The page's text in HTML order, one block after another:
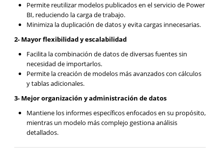
Permite reutilizar modelos publicados en el servicio de Power
BI, reduciendo la carga de trabajo.
Minimiza la duplicación de datos y evita cargas innecesarias.
2- Mayor flexibilidad y escalabilidad
Facilita la combinación de datos de diversas fuentes sin
necesidad de importarlos.
Permite la creación de modelos más avanzados con cálculos
y tablas adicionales.
3- Mejor organización y administración de datos
Mantiene los informes específicos enfocados en su propósito,
mientras un modelo más complejo gestiona análisis
detallados.